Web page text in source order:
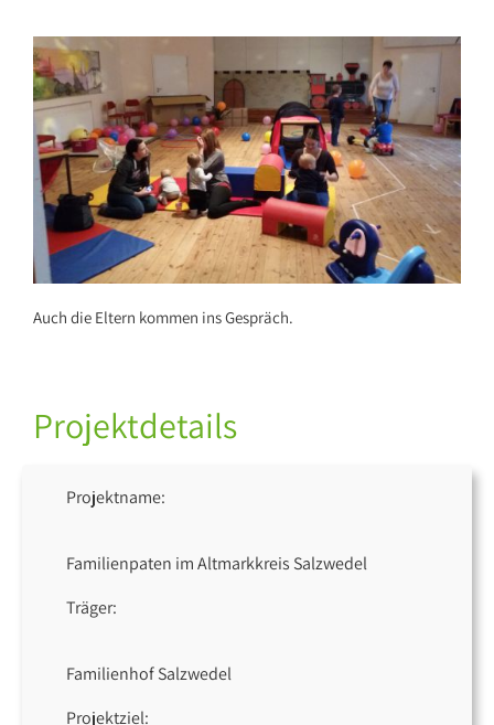
Auch die Eltern kommen ins Gespräch.
Projektdetails
Projektname:
Familienpaten im Altmarkkreis Salzwedel
Träger:
Familienhof Salzwedel
Projektziel: